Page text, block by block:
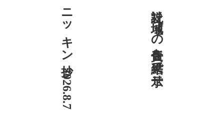
ニッキン抄 2026.8.7 社説 地域への責任を結果で示せ